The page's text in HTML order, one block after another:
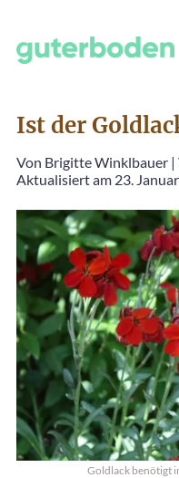
Ist der
Von Brigitte Winklbauer |
Aktualisiert am 23.
Goldlack benötigt